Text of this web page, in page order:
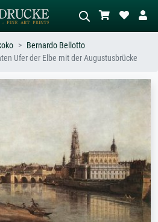
Beschreiben Sie die Szene – z.B. Grüne
Bernardo Bellotto
Ufer der Elbe mit der Augustusbrücke